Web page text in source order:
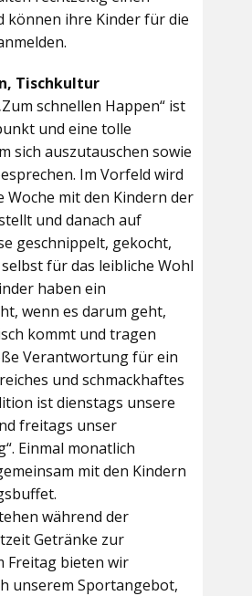
können ihre Kinder für die
Tischkultur
schnellen Happen“ ist
und eine tolle
sich auszutauschen sowie
Im Vorfeld wird
Woche mit den Kindern der
und danach auf
geschnippelt, gekocht,
für das leibliche Wohl
haben ein
wenn es darum geht,
kommt und tragen
Verantwortung für ein
und schmackhaftes
ist dienstags unsere
freitags unser
Einmal monatlich
mit den Kindern
während der
Getränke zur
Freitag bieten wir
unserem Sportangebot,